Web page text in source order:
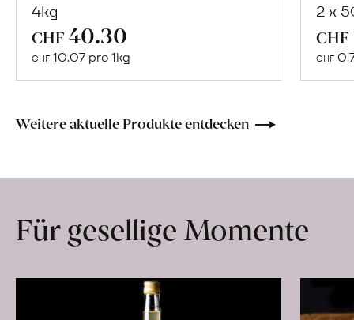
4kg
CHF 40.30
CHF 10.07 pro 1kg
Naturbelassene
Lebensmittel
Hof
erfahren
2 x
CHF
CHF
Weitere aktuelle Produkte entdecken
Für gesellige Momente